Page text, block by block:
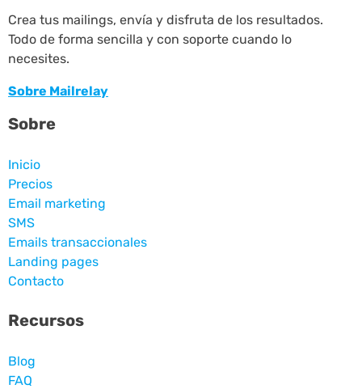
Crea tus mailings, envía y disfruta de los resultados.
Todo de forma sencilla y con soporte cuando lo
necesites.
Sobre Mailrelay
Sobre
Inicio
Precios
Email marketing
SMS
Emails transaccionales
Landing pages
Contacto
Recursos
Blog
FAQ